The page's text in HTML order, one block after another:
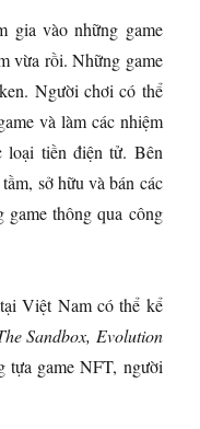
gia vào những game
vừa rồi. Những game
Người chơi có thể
và làm các nhiệm
loại tiền điện tử. Bên
sở hữu và bán các
thông qua công
Việt Nam có thể kể
Sandbox, Evolution
tựa game NFT, người